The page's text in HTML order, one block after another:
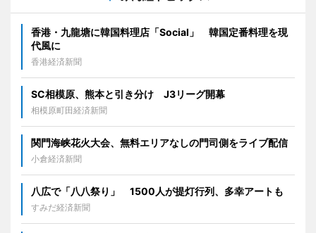
香港・九龍塘に韓国料理店「Social」 韓国定番料理を現
代風に
香港経済新聞
SC相模原、熊本と引き分け J3リーグ開幕
相模原町田経済新聞
関門海峡花火大会、無料エリアなしの門司側をライブ配信
小倉経済新聞
八広で「八八祭り」 1500人が提灯行列、多幸アートも
すみだ経済新聞